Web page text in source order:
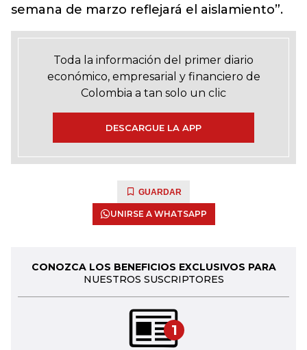
semana de marzo reflejará el aislamiento”.
Toda la información del primer diario
económico, empresarial y financiero de
Colombia a tan solo un clic
DESCARGUE LA APP
GUARDAR
UNIRSE A WHATSAPP
CONOZCA LOS BENEFICIOS EXCLUSIVOS PARA
NUESTROS SUSCRIPTORES
1